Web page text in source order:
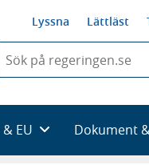
Lyssna Lättläst
du
EU Dokument